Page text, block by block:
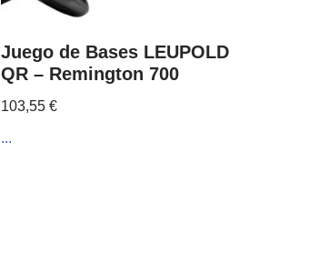
Juego de Bases LEUPOLD
QR – Remington 700
103,55€
...